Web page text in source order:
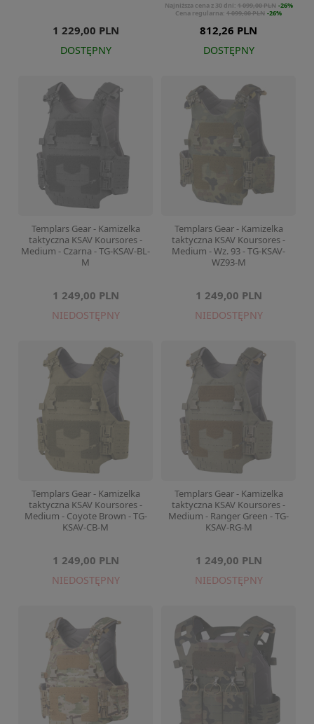
1 229,00 PLN
DOSTĘPNY
812,26 PLN
Najniższa cena z 30 dni: 1 099,00 PLN -26%
Cena regularna: 1 099,00 PLN -26%
DOSTĘPNY
Templars Gear - Kamizelka
taktyczna KSAV Koursores -
Medium - Czarna - TG-KSAV-BL-
M
1 249,00 PLN
NIEDOSTĘPNY
Templars Gear - Kamizelka
taktyczna KSAV Koursores -
Medium - Wz. 93 - TG-KSAV-
WZ93-M
1 249,00 PLN
NIEDOSTĘPNY
Templars Gear - Kamizelka
taktyczna KSAV Koursores -
Medium - Coyote Brown - TG-
KSAV-CB-M
1 249,00 PLN
NIEDOSTĘPNY
Templars Gear - Kamizelka
taktyczna KSAV Koursores -
Medium - Ranger Green - TG-
KSAV-RG-M
1 249,00 PLN
NIEDOSTĘPNY